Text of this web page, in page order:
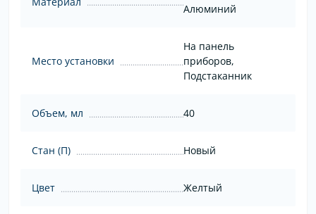
Алюминий
Место установки
На панель
приборов,
Подстаканник
Объем, мл 40
Стан (П) Новый
Цвет Желтый